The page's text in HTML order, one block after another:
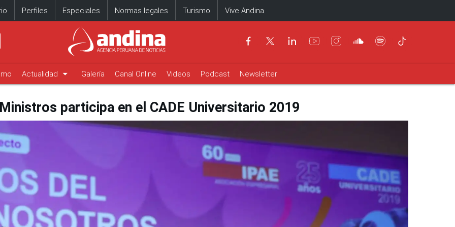
Perfiles Especiales Normas legales Turismo Vive Andina
Actualidad arrow_drop_down Galería Canal Online Videos Podcast Newsletter
participa en el CADE Universitario 2019